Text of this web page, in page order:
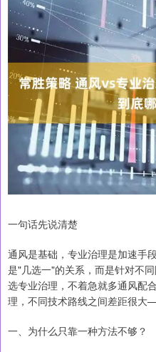
一句话先说清楚
通风是基础，专业治理是加速手
是"几选一"的关系，而是针对不
选专业治理，不着急就多通风配
理，不同技术路线之间差距很大
一、为什么只靠一种方法不够？